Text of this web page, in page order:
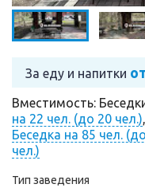
За еду и напитки
Вместимость:
на 22 чел. (до 20 чел.),
Беседка на 85 чел.
чел.)
Тип заведения